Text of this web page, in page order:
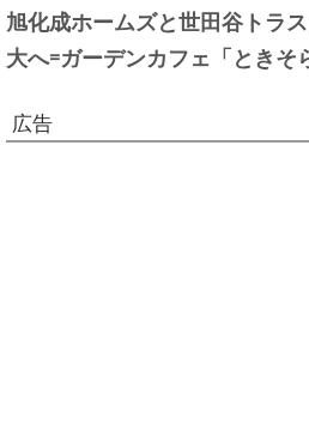
旭化成ホームズと世田谷トラ
大へ=ガーデンカフェ「ときそ
広告